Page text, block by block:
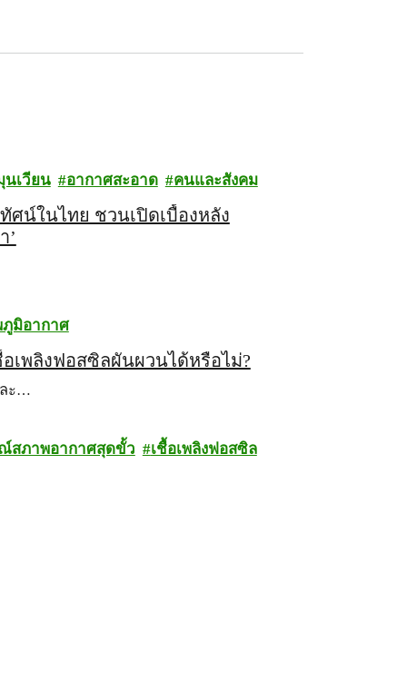
นเวียน อากาศสะอาด คนและสังคม
ศน์ในไทย ชวนเปิดเบื้องหลัง
’
ภูมิอากาศ
เพลิงฟอสซิลผันผวนได้หรือไม่?
ละ…
สภาพอากาศสุดขั้ว เชื้อเพลิงฟอสซิล